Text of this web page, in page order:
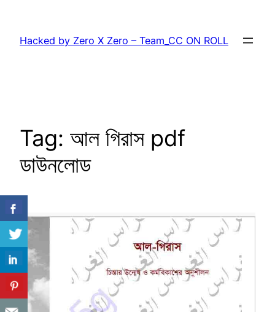
content
Hacked by Zero X Zero – Team_CC ON ROLL
Tag: আল গিরাস pdf
ডাউনলোড